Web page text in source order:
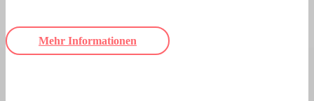
Mehr Informationen